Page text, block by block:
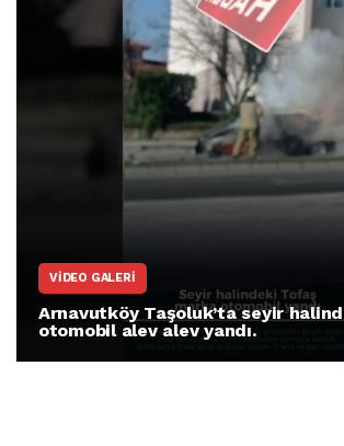
VIDEO GALERI
Arnavutköy Taşoluk’ta seyir
otomobil alev alev yandı.